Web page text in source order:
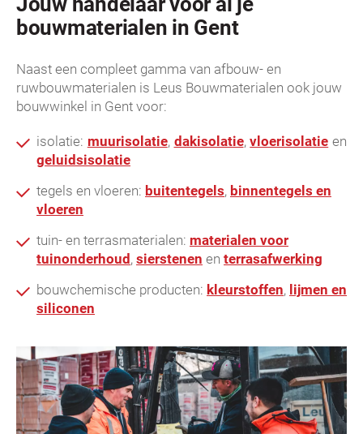
bouwmaterialen in Gent
Naast een compleet gamma van afbouw- en
ruwbouwmaterialen is Leus Bouwmaterialen ook jouw
bouwwinkel in Gent voor:
isolatie: muurisolatie, dakisolatie,vloerisolatie en
geluidsisolatie
tegels en vloeren: buitentegels, binnentegels en
vloeren
tuin- en terrasmaterialen: materialen voor
tuinonderhoud, sierstenen en terrasafwerking
bouwchemische producten: kleurstoffen, lijmen en
siliconen